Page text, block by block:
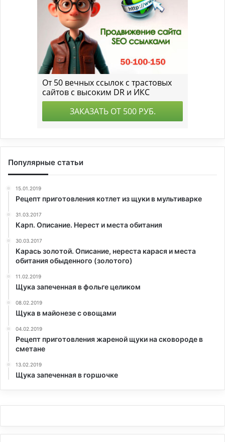
Популярные статьи
15.01.2019
Рецепт приготовления котлет из щуки в мультиварке
31.03.2017
Карп. Описание. Нерест и места обитания
30.03.2017
Карась золотой. Описание, нереста карася и места
обитания обыденного (золотого)
11.02.2019
Щука запеченная в фольге целиком
08.02.2019
Щука в майонезе с овощами
04.02.2019
Рецепт приготовления жареной щуки на сковороде в
сметане
13.02.2019
Щука запеченная в горшочке